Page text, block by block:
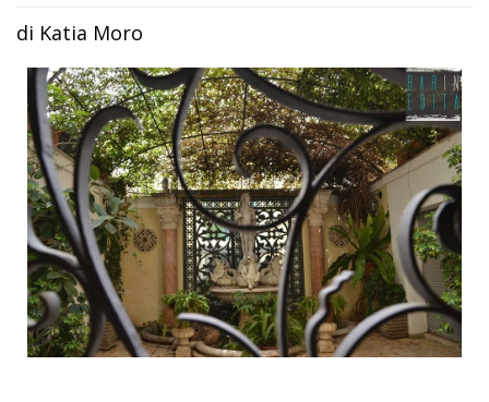
di Katia Moro